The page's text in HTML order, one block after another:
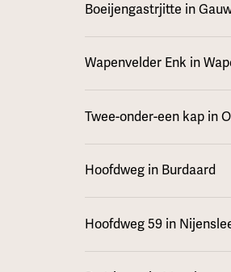
Boeijengastrjitte in
Wapenvelder Enk in
Twee-onder-een kap in
Hoofdweg in Burdaard
Hoofdweg 59 in